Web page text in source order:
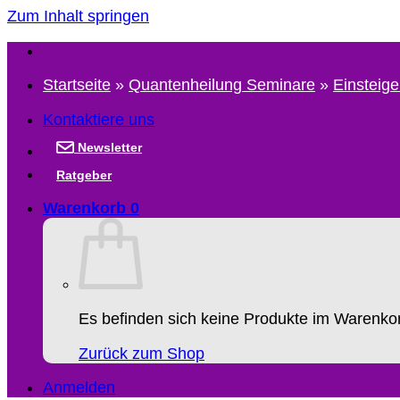
Zum Inhalt springen
Startseite » Quantenheilung Seminare »
Kontaktiere uns
Newsletter
Ratgeber
Warenkorb 0
Es befinden sich keine Produkte im
Zurück zum Shop
Anmelden